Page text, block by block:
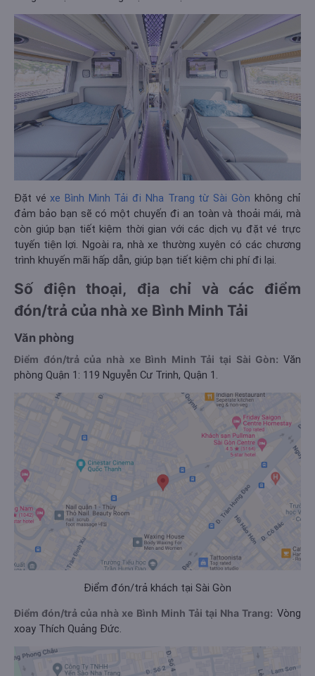
Đặt vé xe Bình Minh Tải đi Nha Trang từ Sài Gòn không chỉ
đảm bảo bạn sẽ có một chuyến đi an toàn và thoải mái, mà
còn giúp bạn tiết kiệm thời gian với các dịch vụ đặt vé trực
tuyến tiện lợi. Ngoài ra, nhà xe thường xuyên có các chương
trình khuyến mãi hấp dẫn, giúp bạn tiết kiệm chi phí đi lại.​
Số điện thoại, địa chỉ và các điểm
đón/trả của nhà xe Bình Minh Tải
Văn phòng
Điểm đón/trả của nhà xe Bình Minh Tải tại Sài Gòn: Văn
phòng Quận 1: 119 Nguyễn Cư Trinh, Quận 1.
Điểm đón/trả khách tại Sài Gòn
Điểm đón/trả của nhà xe Bình Minh Tải tại Nha Trang: Vòng
xoay Thích Quảng Đức.